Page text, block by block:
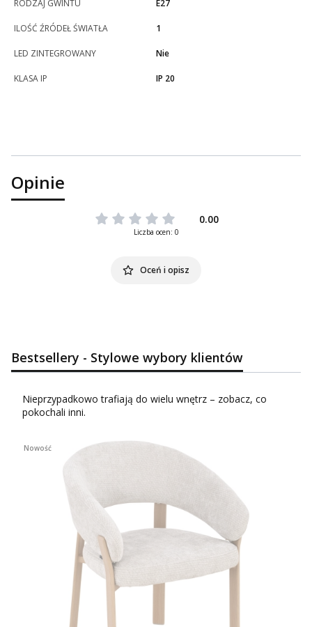
RODZAJ GWINTU E27
ILOŚĆ ŹRÓDEŁ ŚWIATŁA 1
LED ZINTEGROWANY Nie
KLASA IP IP 20
Opinie
0.00
Liczba ocen: 0
Oceń i opisz
Bestsellery - Stylowe wybory klientów
Nieprzypadkowo trafiają do wielu wnętrz – zobacz, co
pokochali inni.
Nowość